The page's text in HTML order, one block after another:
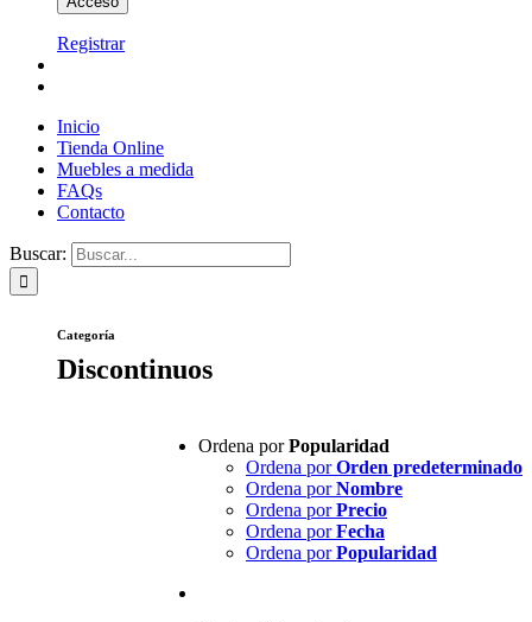
Registrar
Inicio
Tienda Online
Muebles a medida
FAQs
Contacto
Buscar:
Categoría
Discontinuos
Ordena porPopularidad
Ordena porOrden predeterminado
Ordena porNombre
Ordena porPrecio
Ordena porFecha
Ordena porPopularidad